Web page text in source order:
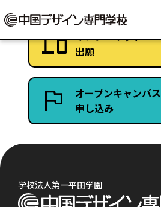
インターネット
出願
オープンキャンパス
申し込み
学校法人第一平田学園